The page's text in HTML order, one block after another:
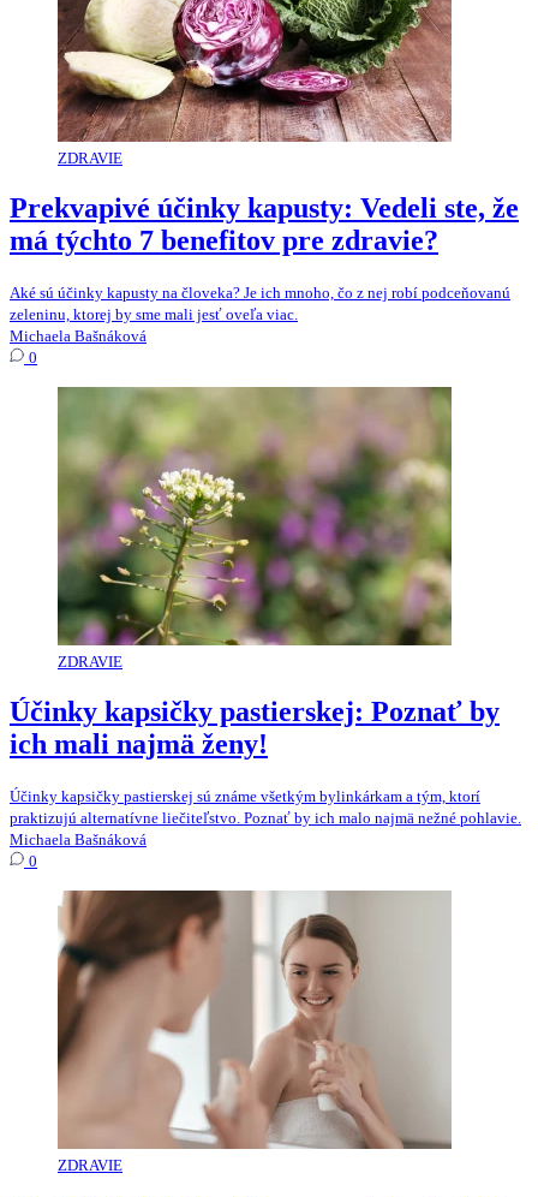
ZDRAVIE
Prekvapivé účinky kapusty: Vedeli ste, že
má týchto 7 benefitov pre zdravie?
Aké sú účinky kapusty na človeka? Je ich mnoho, čo z nej robí podceňovanú
zeleninu, ktorej by sme mali jesť oveľa viac.
Michaela Bašnáková
0
ZDRAVIE
Účinky kapsičky pastierskej: Poznať by
ich mali najmä ženy!
Účinky kapsičky pastierskej sú známe všetkým bylinkárkam a tým, ktorí
praktizujú alternatívne liečiteľstvo. Poznať by ich malo najmä nežné pohlavie.
Michaela Bašnáková
0
ZDRAVIE